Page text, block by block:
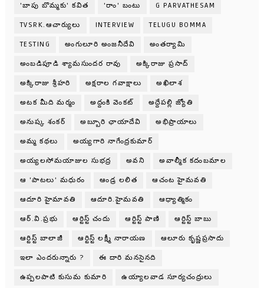
'బాపు బొమ్మకు' కవిత 'రాం' బంటు G PARVATHESAM
TVSRK.ఆచార్యులు INTERVIEW TELUGU BOMMA
TESTING అంగులూరి అంజనీదేవి అంతర్యామి
అంబడిపూడి శ్యామసుందర రావు అక్కిరాజు ప్రసాద్
అక్కిరాజు శ్రీహరి అక్షరాల గవాక్షాలు అఖిలాశ
అటక మీది మర్మం అద్దంకి వెంకట్ అద్దేపల్లి జ్యోతి
అనుష్క శంకర్ అబ్బూరి ఛాయాదేవి అభిప్రాయాలు
అమ్మ కథలు అయ్యగారి నాగేంద్రకుమార్
అయ్యలసోమయాజుల సుభద్ర అవని అవాల్మీక కదంబమాల
ఆ 'పాటలు' మధురం ఆండ్ర లలిత ఆచంట హైమవతి
ఆదూరి హైమావతి ఆదూరి.హైమవతి ఆధ్యాత్మికం
ఆర్.వి.ప్రభు ఆర్టిస్ట్ చందు ఆర్టిస్ట్ పాణి ఆర్టిస్ట్ బాబు
ఆర్టిస్ట్ బాలాజీ ఆర్టిస్ట్ లక్ష్మీ నారాయణ ఆలూరు కృష్ణప్రసాదు
ఇలా ఎందరున్నారు ? ఈ దారి మనసైనది
ఉప్పలపాటి కుసుమ కుమారి ఉయ్యాలవాడ సూర్యచంద్రులు